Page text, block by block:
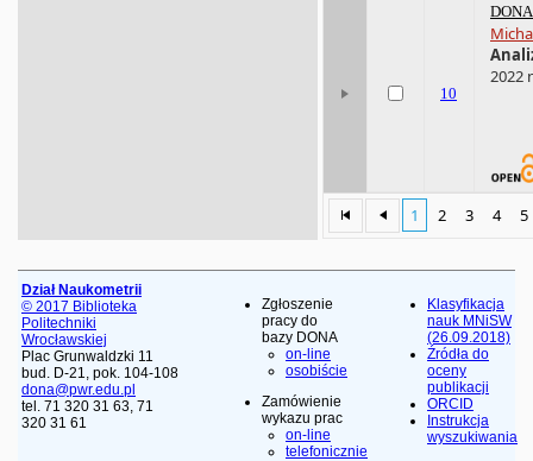
1 2 3 4 5
10
2022
Dział Naukometrii
© 2017 Biblioteka
Politechniki
Wrocławskiej
Plac Grunwaldzki 11
bud. D-21, pok. 104-108
dona@pwr.edu.pl
tel. 71 320 31 63, 71
320 31 61
Zgłoszenie
pracy do
bazy DONA
on-line
osobiście
Zamówienie
wykazu prac
on-line
telefonicznie
Klasyfikacja
nauk MNiSW
(26.09.2018)
Źródła do
oceny
publikacji
ORCID
Instrukcja
wyszukiwania